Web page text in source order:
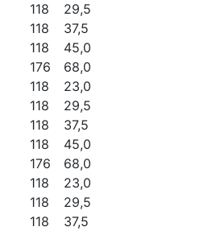
118 29,5
118 37,5
118 45,0
176 68,0
118 23,0
118 29,5
118 37,5
118 45,0
176 68,0
118 23,0
118 29,5
118 37,5